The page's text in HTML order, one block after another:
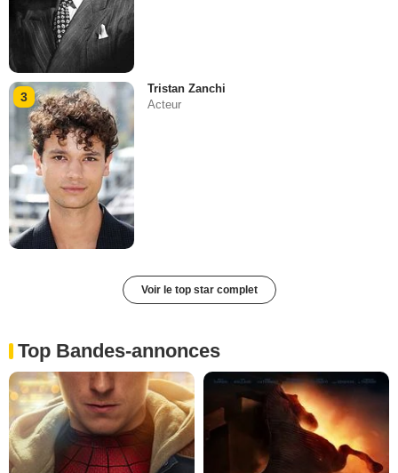
3
Tristan Zanchi
Acteur
Voir le top star complet
Top Bandes-annonces